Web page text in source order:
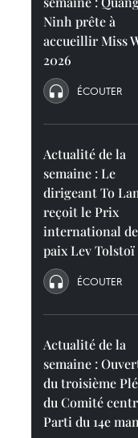
Ninh prête à
accueillir Miss
2026
ÉCOUTER
Actualité de la
semaine : Le
dirigeant To
reçoit le Prix
international
paix Lev Tolstoï
ÉCOUTER
Actualité de la
semaine :
du troisième
du Comité
Parti du 14e